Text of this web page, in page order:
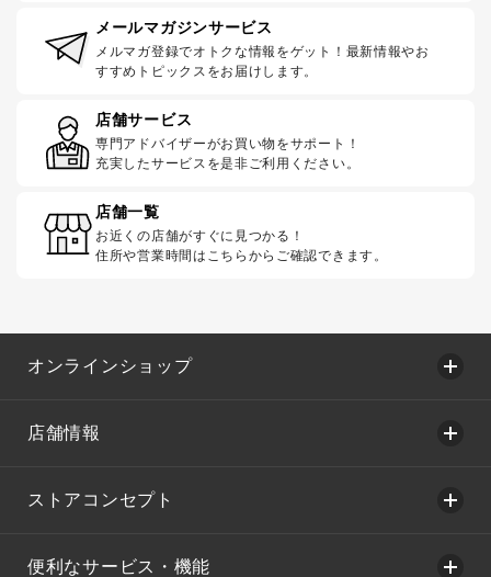
メールマガジンサービス
メルマガ登録でオトクな情報をゲット！最新情報やお
すすめトピックスをお届けします。
店舗サービス
専門アドバイザーがお買い物をサポート！
充実したサービスを是非ご利用ください。
店舗一覧
お近くの店舗がすぐに見つかる！
住所や営業時間はこちらからご確認できます。
オンラインショップ
店舗情報
ストアコンセプト
便利なサービス・機能